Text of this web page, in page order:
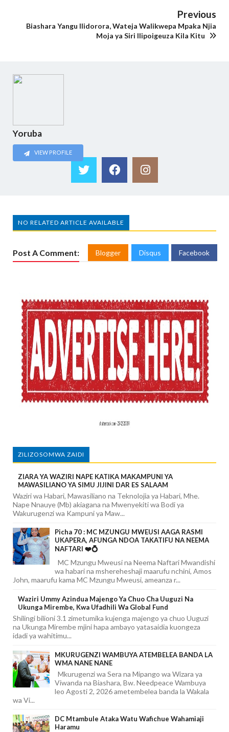
Previous
Biashara Yangu Ilidorora, Wateja Walikwepa Mpaka Njia
Moja ya Siri Ilipoigeuza Kila Kitu
Yoruba
VIEW PROFILE
NO RELATED ARTICLE AVAILABLE
Post A Comment: Blogger Disqus Facebook
ZILIZOSOMWA ZAIDI
ZIARA YA WAZIRI NAPE KATIKA MAKAMPUNI YA
MAWASILIANO YA SIMU JIJINI DAR ES SALAAM
Waziri wa Habari, Mawasiliano na Teknolojia ya Habari, Mhe.
Nape Nnauye (Mb) akiagana na Mwenyekiti wa Bodi ya
Wakurugenzi wa Kampuni ya Maw...
Picha 70 : MC MZUNGU MWEUSI AAGA RASMI
UKAPERA, AFUNGA NDOA TAKATIFU NA NEEMA
NAFTARI ❤️💍
MC Mzungu Mweusi na Neema Naftari Mwandishi
wa habari na mshereheshaji maarufu nchini, Amos
John, maarufu kama MC Mzungu Mweusi, ameanza r...
Waziri Ummy Azindua Majengo Ya Chuo Cha Uuguzi Na
Ukunga Mirembe, Kwa Ufadhili Wa Global Fund
Shilingi bilioni 3.1 zimetumika kujenga majengo ya chuo Uuguzi
na Ukunga Mirembe mjini hapa ambayo yatasaidia kuongeza
idadi ya wahitimu...
MKURUGENZI WAMBUYA ATEMBELEA BANDA LA
WMA NANE NANE
Mkurugenzi wa Sera na Mipango wa Wizara ya
Viwanda na Biashara, Bw. Needpeace Wambuya
leo Agosti 2, 2026 ametembelea banda la Wakala
wa Vi...
DC Mtambule Ataka Watu Wafichue Wahamiaji
Haramu